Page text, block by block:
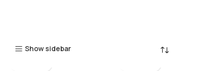
Show sidebar